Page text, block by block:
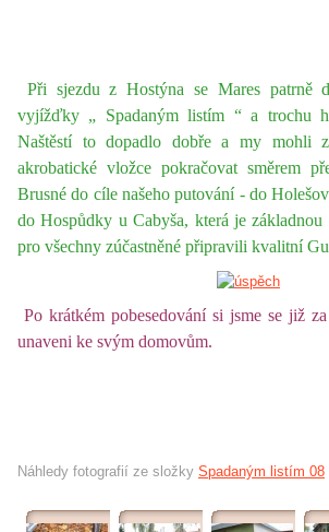
Při sjezdu z Hostýna se Mares patrně
vyjížďky „ Spadaným listím “a trochu
Naštěstí to dopadlo dobře a my mohli
akrobatické vložce pokračovat směrem
Brusné do cíle našeho putování - do
do Hospůdky u Cabyša, která je základnou
pro všechny zúčastněné připravili kvalitní
Po krátkém pobesedování si jsme se již
unaveni ke svým domovům.
Náhledy fotografií ze složky Spadaným listím 08